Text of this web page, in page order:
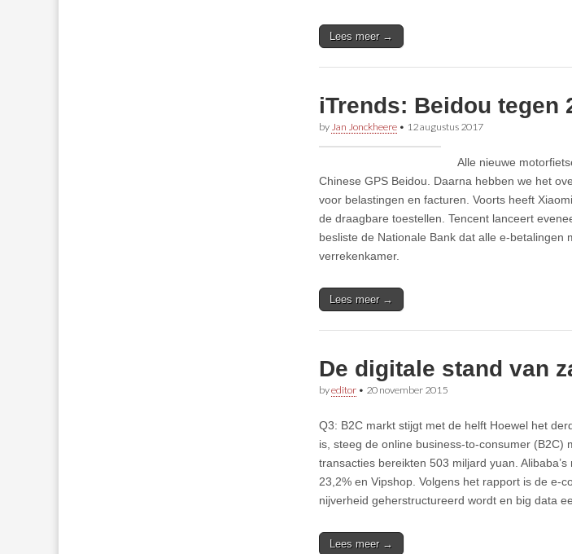
Lees meer →
iTrends: Beidou tegen
by Jan Jonckheere • 12 augustus 2017
Alle nieuwe
Chinese GPS Beidou. Daarna hebben we het
voor belastingen en facturen. Voorts heeft
de draagbare toestellen. Tencent lanceert
besliste de Nationale Bank dat alle e-betalingen
verrekenkamer.
Lees meer →
De digitale stand van
byeditor • 20 november 2015
Q3: B2C markt stijgt met de helft Hoewel het
is, steeg de online business-to-consumer (B2C)
transacties bereikten 503 miljard yuan.
23,2% en Vipshop. Volgens het rapport is de e-
nijverheid geherstructureerd wordt en big data
Lees meer →